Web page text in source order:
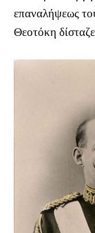
επαναλήψεως
Θεοτόκη